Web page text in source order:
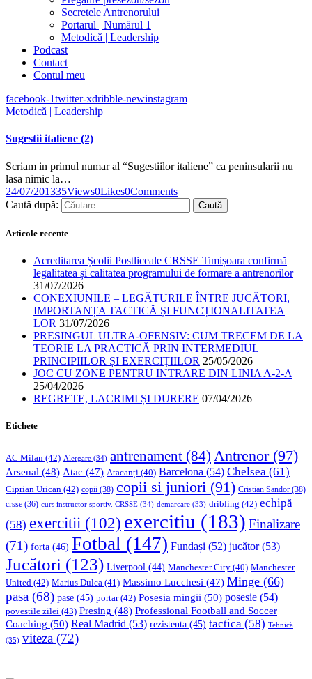
Secretele Antrenorului
Portarul | Numărul 1
Metodică | Leadership
Podcast
Contact
Contul meu
facebook-1twitter-xdribble-newinstagram
Metodică | Leadership
Sugestii italiene (2)
Scriam in primul numar al “Sugestiilor italiene” ca peninsularii nu
lasa nimic la…
24/07/201335Views0Likes0Comments
Caută după:
Articole recente
Acreditarea Școlii Postliceale CRSSE Timișoara confirmă
legalitatea și calitatea programului de formare a antrenorilor
31/07/2026
CONEXIUNILE – LEGĂTURILE ÎNTRE JUCĂTORI,
IMPORTANȚA TACTICĂ ȘI FUNCȚIONALITATEA
LOR 31/07/2026
PRESINGUL ULTRA-OFENSIV: CUM TRECEM DE LA
TEORIE LA PRACTICĂ PRIN INTERMEDIUL
PRINCIPIILOR ȘI EXERCIȚIILOR 25/05/2026
JOC CU ZONE PENTRU INTRARE DIN LINIA A-2-A
25/04/2026
REGRETE, LACRIMI ȘI DURERE 07/04/2026
Etichete
AC Milan (42) Alergare (34) antrenament (84) Antrenor(97)
Arsenal (48) Atac (47) Atacanți (40) Barcelona (54) Chelsea (61)
Ciprian Urican (42) copii (38) copii si juniori (91) Cristian Sandor (38)
crsse (36) curs instructor sportiv. CRSSE (34) demarcare (33) dribling (42) echipă
(58) exercitii (102) exercitiu (183) Finalizare
(71) forta (46) Fotbal (147) Fundași (52) jucător(53)
Jucători (123) Liverpool (44) Manchester City (40) Manchester
United (42) Marius Dulca (41) Massimo Lucchesi (47) Minge (66)
pasa (68) pase (45) portar(42) Posesia mingii (50) posesie (54)
povestile zilei (43) Presing (48) Professional Football and Soccer
Coaching (50) Real Madrid (53) rezistenta (45) tactica (58) Tehnică
(35) viteza (72)